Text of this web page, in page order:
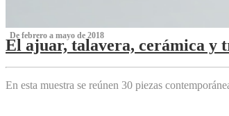
‌ De febrero a mayo de 2018
El ajuar, talavera, cerámica y
‌
En esta muestra se reúnen 30 piezas